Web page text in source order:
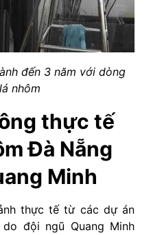
đến 3 năm với dòng
nhôm
thực tế
Đà Nẵng
Minh
thực tế từ các dự án
đội ngũ Quang Minh